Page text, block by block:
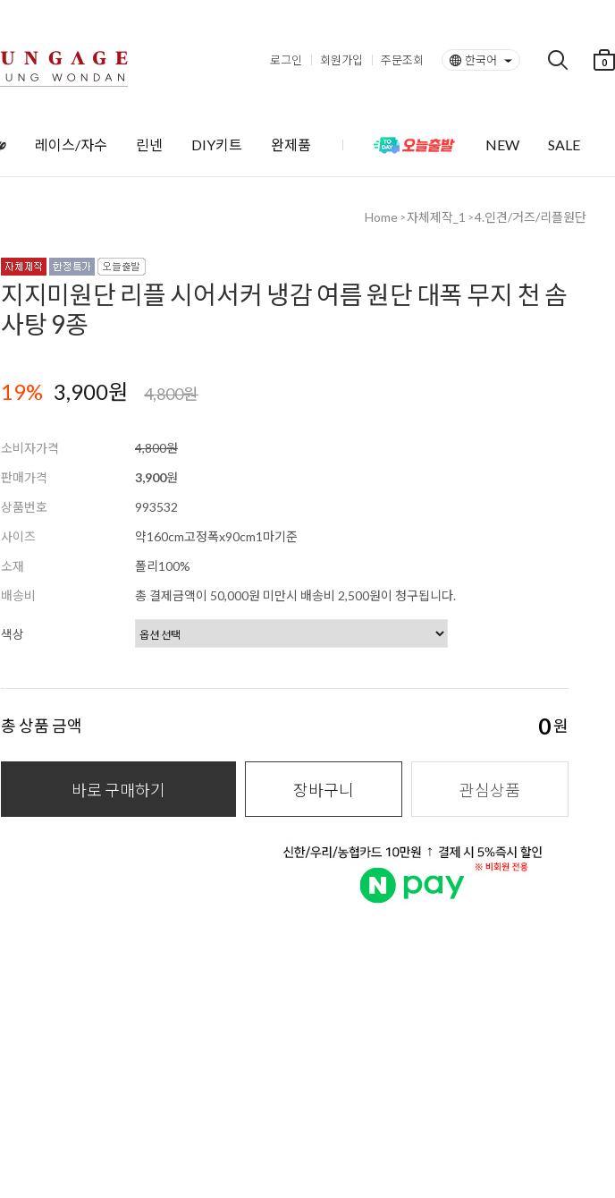
로그인 회원가입 주문조회 한국어 0
레이스/자수 린넨 DIY키트 완제품 NEW SALE
Home >자체제작_1 >4.인견/거즈/리플원단
지지미원단 리플 시어서커 냉감 여름 원단 대폭 무지 천 솜
사탕 9종
19% 3,900원 4,800원
소비자가격
4,800원
판매가격
3,900원
상품번호
993532
사이즈
약160cm고정폭x90cm1마기준
소재
폴리100%
배송비
총 결제금액이 50,000원 미만시 배송비 2,500원이 청구됩니다.
색상
총 상품 금액 0원
바로 구매하기 장바구니 관심상품